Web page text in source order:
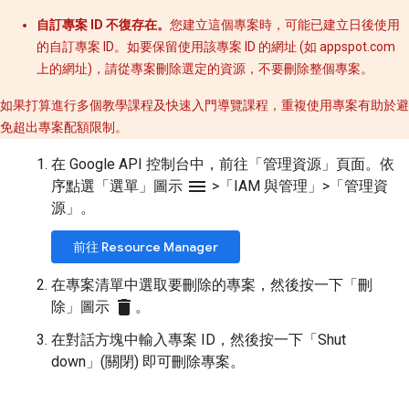
自訂專案 ID 不復存在。 您建立這個專案時，可能已建立日後使用
的自訂專案 ID。如要保留使用該專案 ID 的網址 (如 appspot.com
上的網址)，請從專案刪除選定的資源，不要刪除整個專案。
如果打算進行多個教學課程及快速入門導覽課程，重複使用專案有助於避
免超出專案配額限制。
在 Google API 控制台中，前往「管理資源」 頁面。依
序點選「選單」 圖示 menu >「IAM 與管理」 >「管理資
源」 。
前往 Resource Manager
在專案清單中選取要刪除的專案，然後按一下「刪
除」圖示 delete 。
在對話方塊中輸入專案 ID，然後按一下「Shut
down」(關閉) 即可刪除專案。